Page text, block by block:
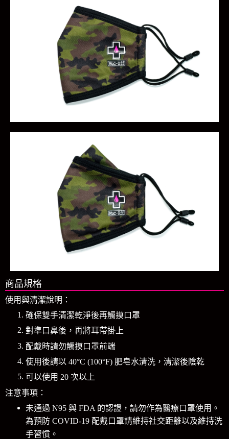
商品規格
使用與清潔說明：
確保雙手清潔乾淨後再觸摸口罩
對準口鼻後，再將耳帶掛上
配戴時請勿觸摸口罩前端
使用後請以 40°C (100°F) 肥皂水清洗，清潔後陰乾
可以使用 20 次以上
注意事項：
未通過 N95 與 FDA 的認證，請勿作為醫療口罩使用。
為預防 COVID-19 配戴口罩請維持社交距離以及維持洗
手習慣。